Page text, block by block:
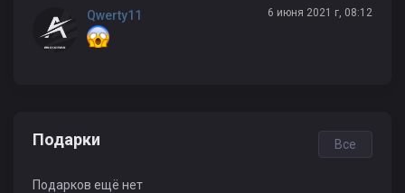
Qwerty11 6 июня 2021 г, 08:12
Подарки Все
Подарков ещё нет